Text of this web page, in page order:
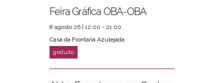
Feira Gráfica OBA-OBA
8 agosto 26 | 12:00 - 21:00
Casa da Frontaria Azulejada